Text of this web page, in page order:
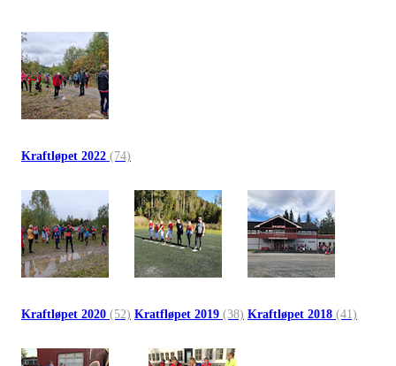
Kraftløpet 2022 (74)
Kraftløpet 2020 (52) Kratfløpet 2019 (38) Kraftløpet 2018 (41)